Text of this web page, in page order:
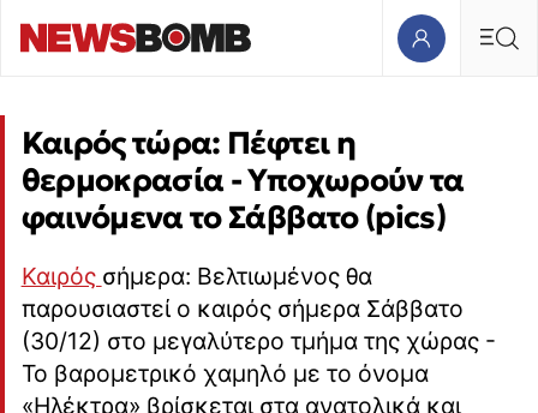
Καιρός τώρα: Πέφτει η
θερμοκρασία - Υποχωρούν τα
φαινόμενα το Σάββατο (pics)
Καιρός σήμερα: Βελτιωμένος θα
παρουσιαστεί ο καιρός σήμερα Σάββατο
(30/12) στο μεγαλύτερο τμήμα της χώρας -
Το βαρομετρικό χαμηλό με το όνομα
«Ηλέκτρα» βρίσκεται στα ανατολικά και